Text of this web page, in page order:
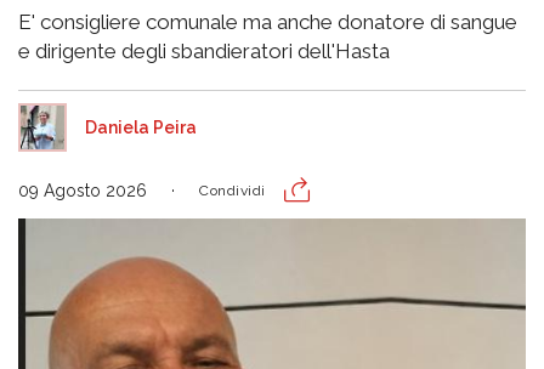
E' consigliere comunale ma anche donatore di sangue
e dirigente degli sbandieratori dell'Hasta
Daniela Peira
09 Agosto 2026 Condividi